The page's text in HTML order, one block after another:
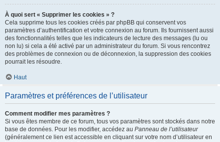
À quoi sert « Supprimer les cookies » ?
Cela supprime tous les cookies créés par phpBB qui conservent vos
paramètres d’authentification et votre connexion au forum. Ils fournissent aussi
des fonctionnalités telles que les indicateurs de lecture des messages (lu ou
non lu) si cela a été activé par un administrateur du forum. Si vous rencontrez
des problèmes de connexion ou de déconnexion, la suppression des cookies
pourrait les résoudre.
Haut
Paramètres et préférences de l’utilisateur
Comment modifier mes paramètres ?
Si vous êtes membre de ce forum, tous vos paramètres sont stockés dans notre
base de données. Pour les modifier, accédez au Panneau de l’utilisateur
(généralement ce lien est accessible en cliquant sur votre nom d’utilisateur en